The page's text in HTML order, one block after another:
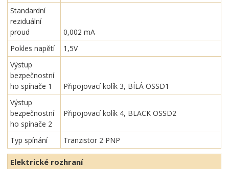
Standardní
reziduální
proud
0,002 mA
Pokles napětí
1,5V
Výstup
bezpečnostní
ho spínače 1
Připojovací kolík 3, BÍLÁ OSSD1
Výstup
bezpečnostní
ho spínače 2
Připojovací kolík 4, BLACK OSSD2
Typ spínání Tranzistor 2 PNP
Elektrické rozhraní